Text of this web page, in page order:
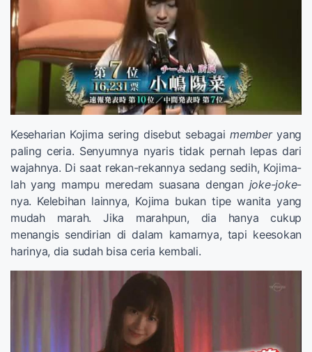
Keseharian Kojima sering disebut sebagaimemberyang
paling ceria. Senyumnya nyaris tidak pernah lepas dari
wajahnya. Di saat rekan-rekannya sedang sedih, Kojima-
lah yang mampu meredam suasana dengan joke-joke-
nya. Kelebihan lainnya, Kojima bukan tipe wanita yang
mudah marah. Jika marahpun, dia hanya cukup
menangis sendirian di dalam kamarnya, tapi keesokan
harinya, dia sudah bisa ceria kembali.